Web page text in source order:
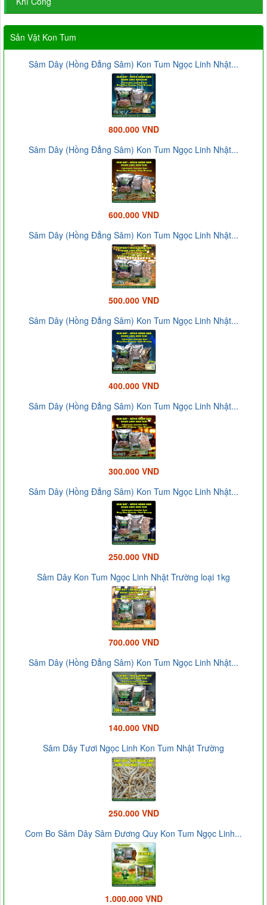
Sản Vật Kon Tum
Sâm Dây (Hồng Đẳng Sâm) Kon Tum Ngọc Linh Nhật...
800.000 VND
Sâm Dây (Hồng Đẳng Sâm) Kon Tum Ngọc Linh Nhật...
600.000 VND
Sâm Dây (Hồng Đẳng Sâm) Kon Tum Ngọc Linh Nhật...
500.000 VND
Sâm Dây (Hồng Đẳng Sâm) Kon Tum Ngọc Linh Nhật...
400.000 VND
Sâm Dây (Hồng Đẳng Sâm) Kon Tum Ngọc Linh Nhật...
300.000 VND
Sâm Dây (Hồng Đẳng Sâm) Kon Tum Ngọc Linh Nhật...
250.000 VND
Sâm Dây Kon Tum Ngọc Linh Nhật Trường loại 1kg
700.000 VND
Sâm Dây (Hồng Đẳng Sâm) Kon Tum Ngọc Linh Nhật...
140.000 VND
Sâm Dây Tươi Ngọc Linh Kon Tum Nhật Trường
250.000 VND
Com Bo Sâm Dây Sâm Đương Quy Kon Tum Ngọc Linh...
1.000.000 VND